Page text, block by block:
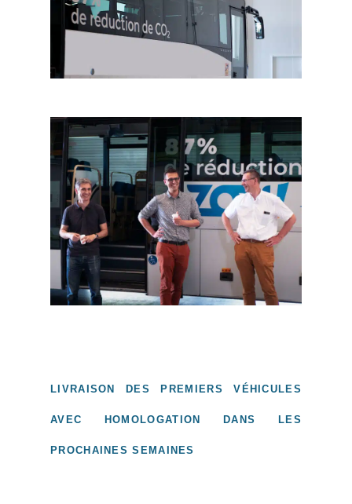
LIVRAISON DES PREMIERS VÉHICULES
AVEC HOMOLOGATION DANS LES
PROCHAINES SEMAINES